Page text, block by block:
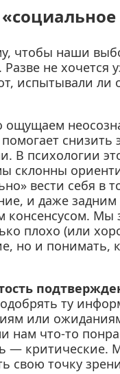
чтобы наши
не хочется
испытывали ли
снизить
В психологии
склонны
вести себя
и даже
Мы
плохо (или
но и понимать,
ту
или
нам что-то
— критические.
свою точку